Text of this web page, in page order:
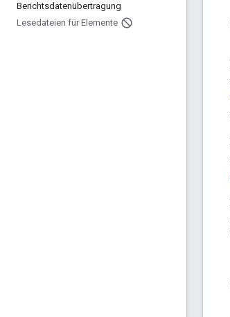
Berichtsdatenübertragung
Lesedateien für Elemente